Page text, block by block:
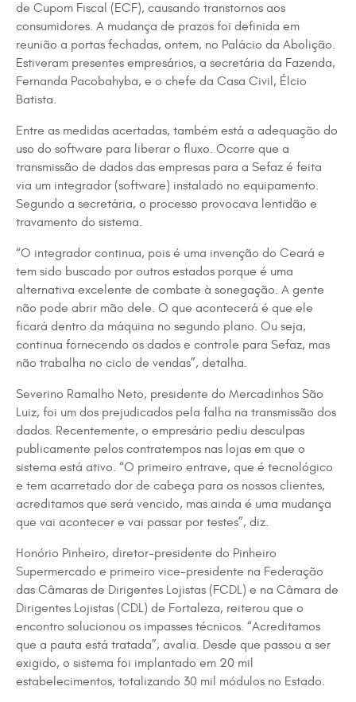
de Cupom Fiscal (ECF), causando transtornos aos
consumidores. A mudança de prazos foi definida em
reunião a portas fechadas, ontem, no Palácio da Abolição.
Estiveram presentes empresários, a secretária da Fazenda,
Fernanda Pacobahyba, e o chefe da Casa Civil, Élcio
Batista.
Entre as medidas acertadas, também está a adequação do
uso do software para liberar o fluxo. Ocorre que a
transmissão de dados das empresas para a Sefaz é feita
via um integrador (software) instalado no equipamento.
Segundo a secretária, o processo provocava lentidão e
travamento do sistema.
“O integrador continua, pois é uma invenção do Ceará e
tem sido buscado por outros estados porque é uma
alternativa excelente de combate à sonegação. A gente
não pode abrir mão dele. O que acontecerá é que ele
ficará dentro da máquina no segundo plano. Ou seja,
continua fornecendo os dados e controle para Sefaz, mas
não trabalha no ciclo de vendas”, detalha.
Severino Ramalho Neto, presidente do Mercadinhos São
Luiz, foi um dos prejudicados pela falha na transmissão dos
dados. Recentemente, o empresário pediu desculpas
publicamente pelos contratempos nas lojas em que o
sistema está ativo. “O primeiro entrave, que é tecnológico
e tem acarretado dor de cabeça para os nossos clientes,
acreditamos que será vencido, mas ainda é uma mudança
que vai acontecer e vai passar por testes”, diz.
Honório Pinheiro, diretor-presidente do Pinheiro
Supermercado e primeiro vice-presidente na Federação
das Câmaras de Dirigentes Lojistas (FCDL) e na Câmara de
Dirigentes Lojistas (CDL) de Fortaleza, reiterou que o
encontro solucionou os impasses técnicos. “Acreditamos
que a pauta está tratada”, avalia. Desde que passou a ser
exigido, o sistema foi implantado em 20 mil
estabelecimentos, totalizando 30 mil módulos no Estado.